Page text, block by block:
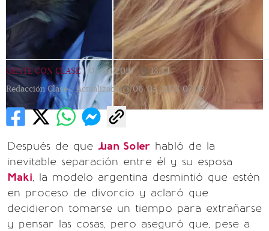
GENTE CON CLASE | 07/03/2019 13:34 |
Redacción Clase | Actualizada 06/05/2023 07:08
Después de que Juan Soler habló de la
inevitable separación entre él y su esposa
Maki, la modelo argentina desmintió que estén
en proceso de divorcio y aclaró que
decidieron tomarse un tiempo para extrañarse
y pensar las cosas, pero aseguró que, pese a